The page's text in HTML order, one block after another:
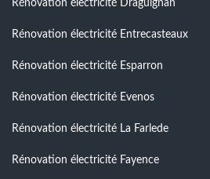
Rénovation électricité Draguignan
Rénovation électricité Entrecasteaux
Rénovation électricité Esparron
Rénovation électricité Evenos
Rénovation électricité La Farlede
Rénovation électricité Fayence